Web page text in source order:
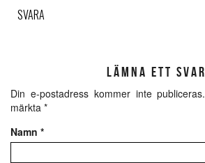
SVARA
LÄMNA ETT SVAR
Din e-postadress kommer inte publiceras.
märkta *
Namn *